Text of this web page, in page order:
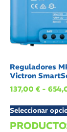
Reguladores
Victron
137,00 € -
Seleccionar